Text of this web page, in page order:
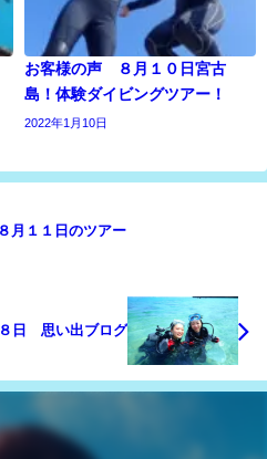
お客様の声 ８月１０日宮古
島！体験ダイビングツアー！
2022年1月10日
月１１日のツアー
８日 思い出ブログ